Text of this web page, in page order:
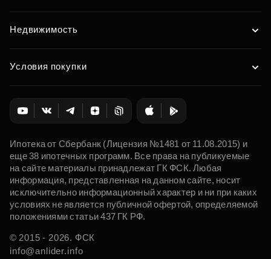
Недвижимость
Условия покупки
Ипотека от Сбербанк (Лицензия №1481 от 11.08.2015) и
еще 38 ипотечных программ. Все права на публикуемые
на сайте материалы принадлежат ГК ФСК. Любая
информация, представленная на данном сайте, носит
исключительно информационный характер и ни при каких
условиях не является публичной офертой, определяемой
положениями статьи 437 ГК РФ.
© 2015 - 2026. ФСК
info@anlider.info